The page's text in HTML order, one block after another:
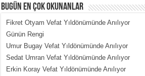
MEHMET ÇOBAN
İçerdeki Put Dışardaki Maskeler...
BUGÜN EN ÇOK OKUNANLAR
Fikret Otyam Vefat Yıldönümünde Anılıyor
Günün Rengi
Umur Bugay Vefat Yıldönümünde Anılıyor
Sedat Umran Vefat Yıldönümünde Anılıyor
Erkin Koray Vefat Yıldönümünde Anılıyor